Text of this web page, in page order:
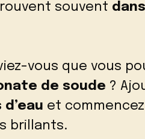
souvent
vous que vous
de soude ?
et
brillants.